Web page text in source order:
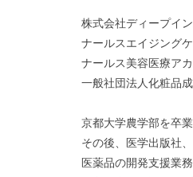
株式会社ディープイ
ナールスエイジング
ナールス美容医療ア
一般社団法人化粧品
京都大学農学部を卒
その後、医学出版社
医薬品の開発支援業